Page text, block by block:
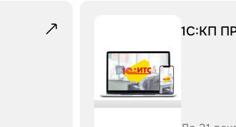
1С:КП